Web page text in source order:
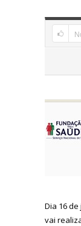
Dia 16
vai